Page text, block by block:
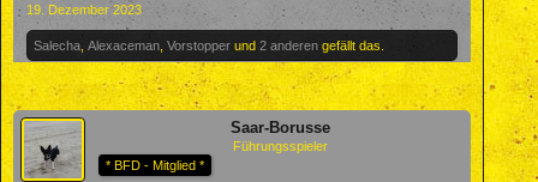
19. Dezember 2023
Salecha Alexaceman Vorstopper und 2 anderen gefällt das.
Saar-Borusse
Führungsspieler
* BFD - Mitglied *